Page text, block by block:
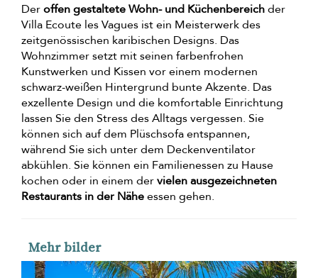
Deroffen gestaltete Wohn- und Küchenbereichder
Villa Ecoute les Vagues ist ein Meisterwerk des
zeitgenössischen karibischen Designs. Das
Wohnzimmer setzt mit seinen farbenfrohen
Kunstwerken und Kissen vor einem modernen
schwarz-weißen Hintergrund bunte Akzente. Das
exzellente Design und die komfortable Einrichtung
lassen Sie den Stress des Alltags vergessen. Sie
können sich auf dem Plüschsofa entspannen,
während Sie sich unter dem Deckenventilator
abkühlen. Sie können ein Familienessen zu Hause
kochen oder in einem dervielen ausgezeichneten
Restaurants in der Näheessen gehen.
Mehr bilder